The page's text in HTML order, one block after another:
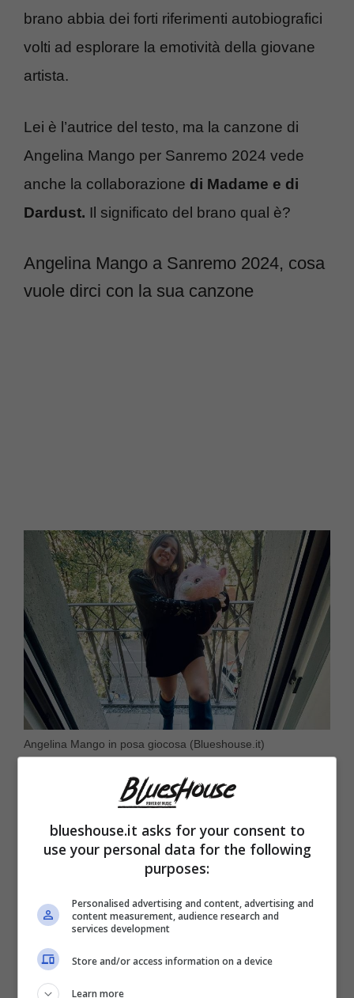
brano abbia dei forti riferimenti autobiografici
volti ad esplorare la emotività della giovane
artista.
Lei è l’autrice del testo, ma la canzone di
Angelina Mango per Sanremo 2024 vede
anche la collaborazione di Madame e di
Dardust. Il significato del brano qual è?
Angelina Mango a Sanremo 2024, cosa
vuole dirci con la sua canzone
Angelina Mango in posa giocosa (Blueshouse.it)
Con “La noia” Angelina intende comunicarci
evitare che proprio la noia renda piatte le
La Mango, già subito dopo che
la sua presenza al Festival di quest’anno era
stara resa nota in via ufficiale, aveva
espresso tutto l’entusiasmo provato
attraverso alcuni post social.
blueshouse.it asks for your consent to
use your personal data for the following
purposes:
Personalised advertising and content, advertising and
content measurement, audience research and
services development
Store and/or access information on a device
Learn more